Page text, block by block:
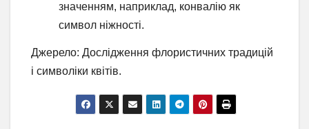
значенням, наприклад, конвалію як
символ ніжності.
Джерело: Дослідження флористичних традицій
і символіки квітів.